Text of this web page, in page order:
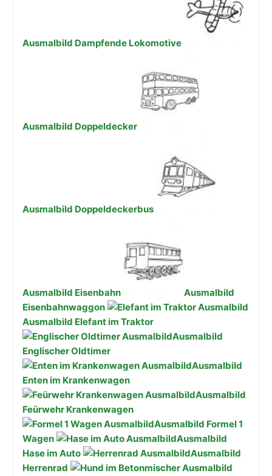
Ausmalbild Dampfende Lokomotive
Ausmalbild Doppeldecker
Ausmalbild Doppeldeckerbus
Ausmalbild Eisenbahn
Ausmalbild
Eisenbahnwaggon
Ausmalbild Elefant im Traktor
Ausmalbild
Englischer Oldtimer
Ausmalbild
Enten im Krankenwagen
Ausmalbild
Feürwehr Krankenwagen
Ausmalbild Formel 1
Wagen
Ausmalbild
Hase im Auto
Ausmalbild
Herrenrad